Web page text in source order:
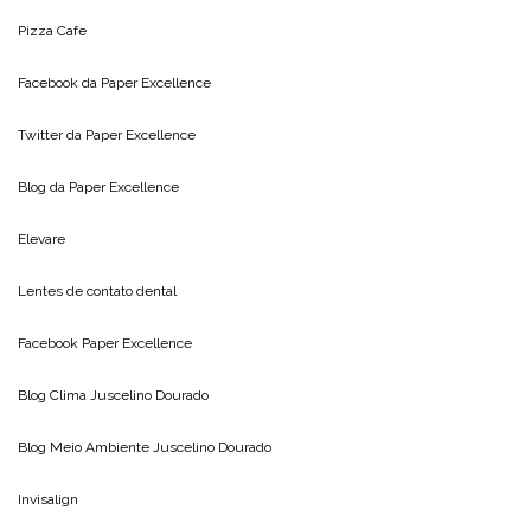
Pizza Cafe
Facebook da Paper Excellence
Twitter da Paper Excellence
Blog da Paper Excellence
Elevare
Lentes de contato dental
Facebook Paper Excellence
Blog Clima Juscelino Dourado
Blog Meio Ambiente Juscelino Dourado
Invisalign